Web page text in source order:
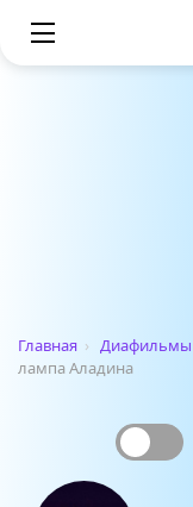
Главная › Диафильмы
лампа Аладина